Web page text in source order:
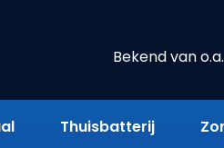
Bekend van o.a.
Thuisbatterij